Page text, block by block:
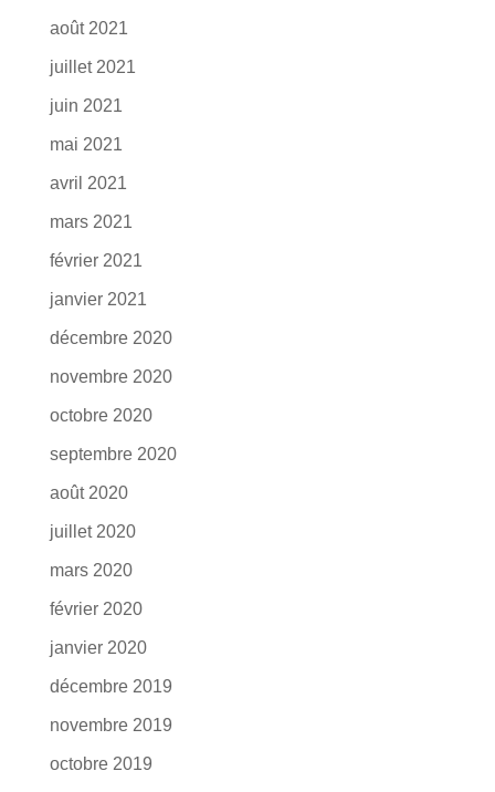
août 2021
juillet 2021
juin 2021
mai 2021
avril 2021
mars 2021
février 2021
janvier 2021
décembre 2020
novembre 2020
octobre 2020
septembre 2020
août 2020
juillet 2020
mars 2020
février 2020
janvier 2020
décembre 2019
novembre 2019
octobre 2019